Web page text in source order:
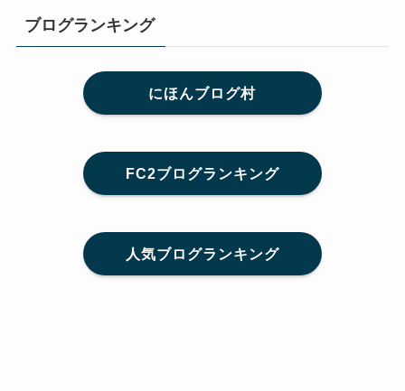
ブログランキング
にほんブログ村
FC2ブログランキング
人気ブログランキング